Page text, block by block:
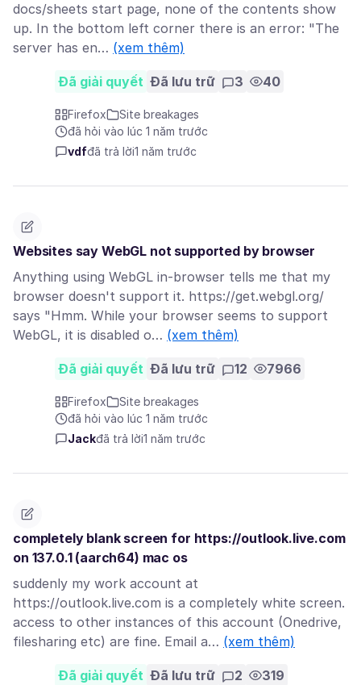
docs/sheets start page, none of the contents show
up. In the bottom left corner there is an error: "The
server has en… (xem thêm)
Đã giải quyết Đã lưu trữ 3 40
Firefox
Site breakages
đã hỏi vào lúc 1 năm trước
vdfđã trả lời1 năm trước
Websites say WebGL not supported by browser
Anything using WebGL in-browser tells me that my
browser doesn't support it. https://get.webgl.org/
says "Hmm. While your browser seems to support
WebGL, it is disabled o… (xem thêm)
Đã giải quyết Đã lưu trữ 12 7966
Firefox
Site breakages
đã hỏi vào lúc 1 năm trước
Jackđã trả lời1 năm trước
completely blank screen for https://outlook.live.com
on 137.0.1 (aarch64) mac os
suddenly my work account at
https://outlook.live.com is a completely white screen.
access to other instances of this account (Onedrive,
filesharing etc) are fine. Email a… (xem thêm)
Đã giải quyết Đã lưu trữ 2 319